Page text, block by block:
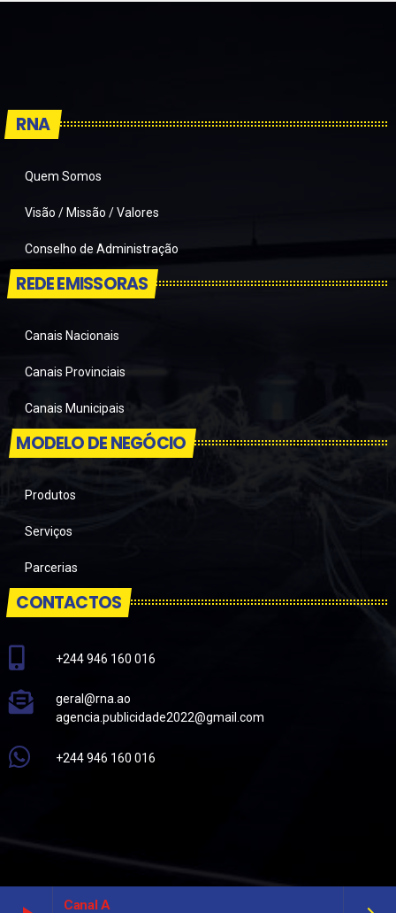
RNA
Quem Somos
Visão / Missão / Valores
Conselho de Administração
REDE EMISSORAS
Canais Nacionais
Canais Provinciais
Canais Municipais
MODELO DE NEGÓCIO
Produtos
Serviços
Parcerias
CONTACTOS
+244 946 160 016
geral@rna.ao
agencia.publicidade2022@gmail.com
+244 946 160 016
Canal A